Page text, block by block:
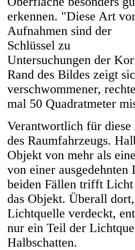
erkennen. "Diese Art
Aufnahmen sind der
Schlüssel zu
Untersuchungen der
Rand des Bildes zeigt
verschwommener,
mal 50 Quadratmeter
Verantwortlich für diese
des Raumfahrzeugs.
Objekt von mehr als
von einer
beiden Fällen trifft Licht
das Objekt. Überall
Lichtquelle verdeckt,
nur ein Teil der
Halbschatten.